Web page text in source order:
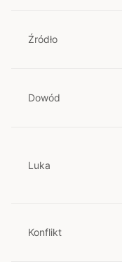
Źródło
Dowód
Luka
Konflikt